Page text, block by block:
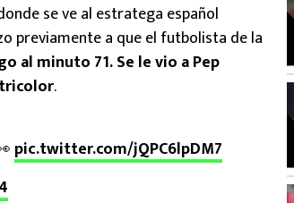
se ve al estratega español
previamente a que el futbolista de la
al minuto 71. Se le vio a Pep
.
pic.twitter.com/jQPC6lpDM7